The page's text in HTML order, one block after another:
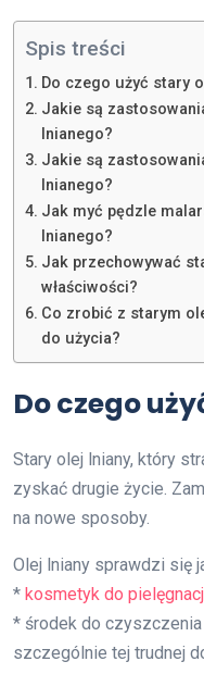
Spis treści
Do czego użyć stary
Jakie są
lnianego?
Jakie są
lnianego?
Jak myć pędzle
lnianego?
Jak przechowywać
właściwości?
Co zrobić z starym
do użycia?
Do czego
Stary olej lniany, który
zyskać drugie życie.
na nowe sposoby.
Olej lniany sprawdzi się
* kosmetyk do
* środek do
szczególnie tej trudnej